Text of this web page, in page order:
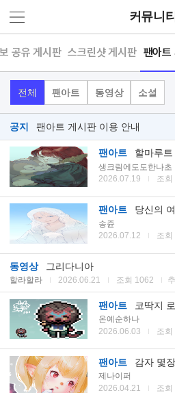
커뮤니티
공유 게시판 스크린샷 게시판 팬아트
전체 팬아트 동영상 소설
공지 팬아트 게시판 이용 안내
팬아트 할마루트
생크림에도도한나초
2026.07.19
조회
팬아트 당신의
송쥰
2026.07.12
조회
동영상 그리다니아
할라할라 2026.06.21 조회 1062
팬아트 코딱지
온예순하나
2026.06.03
조회
팬아트 감자 몇장
제나이퍼
2026.04.21
조회